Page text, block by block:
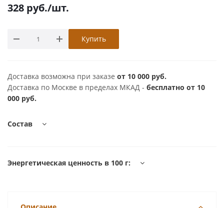
328 руб./шт.
Купить
Доставка возможна при заказе от 10 000 руб.
Доставка по Москве в пределах МКАД - бесплатно от 10
000 руб.
Состав
Энергетическая ценность в 100 г: